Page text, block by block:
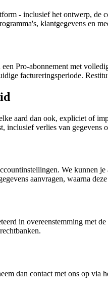
- inclusief het ontwerp, de
klantgegevens en
Pro-abonnement met
factureringsperiode.
aard dan ook, expliciet of
inclusief verlies van gegevens
We kunnen
aanvragen, waarna
in overeenstemming met
dan contact met ons op via